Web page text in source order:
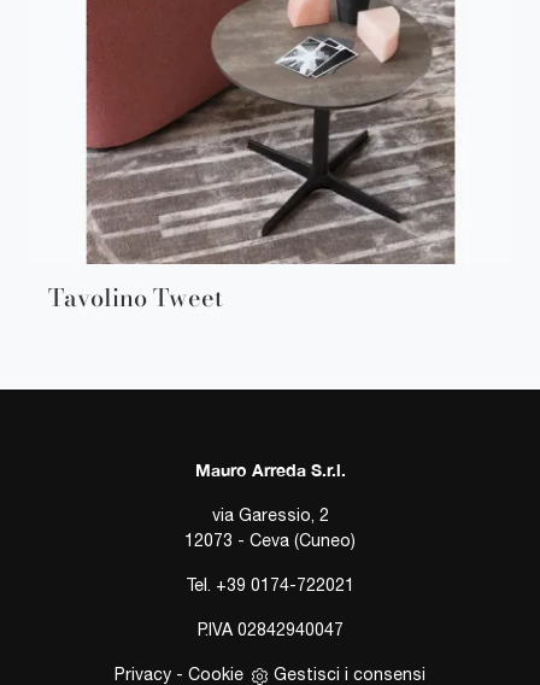
Tavolino Tweet
Mauro Arreda S.r.l.
via Garessio, 2
12073 - Ceva (Cuneo)
Tel. +39 0174-722021
P.IVA 02842940047
Privacy - Cookie Gestisci i consensi